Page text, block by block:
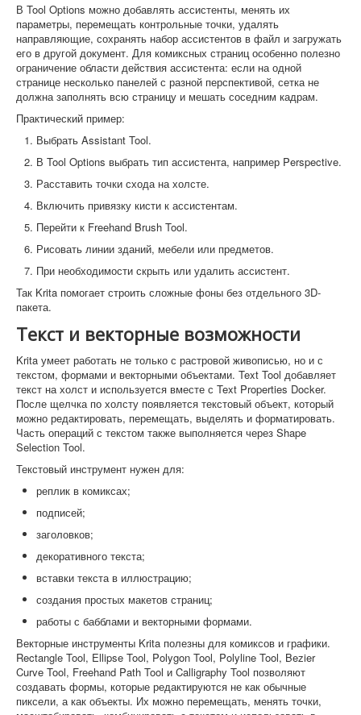
В Tool Options можно добавлять ассистенты, менять их
параметры, перемещать контрольные точки, удалять
направляющие, сохранять набор ассистентов в файл и загружать
его в другой документ. Для комиксных страниц особенно полезно
ограничение области действия ассистента: если на одной
странице несколько панелей с разной перспективой, сетка не
должна заполнять всю страницу и мешать соседним кадрам.
Практический пример:
Выбрать Assistant Tool.
В Tool Options выбрать тип ассистента, например Perspective.
Расставить точки схода на холсте.
Включить привязку кисти к ассистентам.
Перейти к Freehand Brush Tool.
Рисовать линии зданий, мебели или предметов.
При необходимости скрыть или удалить ассистент.
Так Krita помогает строить сложные фоны без отдельного 3D-
пакета.
Текст и векторные возможности
Krita умеет работать не только с растровой живописью, но и с
текстом, формами и векторными объектами. Text Tool добавляет
текст на холст и используется вместе с Text Properties Docker.
После щелчка по холсту появляется текстовый объект, который
можно редактировать, перемещать, выделять и форматировать.
Часть операций с текстом также выполняется через Shape
Selection Tool.
Текстовый инструмент нужен для:
реплик в комиксах;
подписей;
заголовков;
декоративного текста;
вставки текста в иллюстрацию;
создания простых макетов страниц;
работы с бабблами и векторными формами.
Векторные инструменты Krita полезны для комиксов и графики.
Rectangle Tool, Ellipse Tool, Polygon Tool, Polyline Tool, Bezier
Curve Tool, Freehand Path Tool и Calligraphy Tool позволяют
создавать формы, которые редактируются не как обычные
пиксели, а как объекты. Их можно перемещать, менять точки,